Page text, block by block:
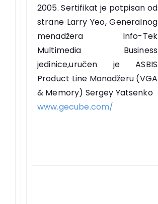
2005. Sertifikat je potpisan od
strane Larry Yeo, Generalnog
menadžera Info-Tek
Multimedia Business
jedinice,uručen je ASBIS
Product Line Manadžeru (VGA
& Memory) Sergey Yatsenko
www.gecube.com/